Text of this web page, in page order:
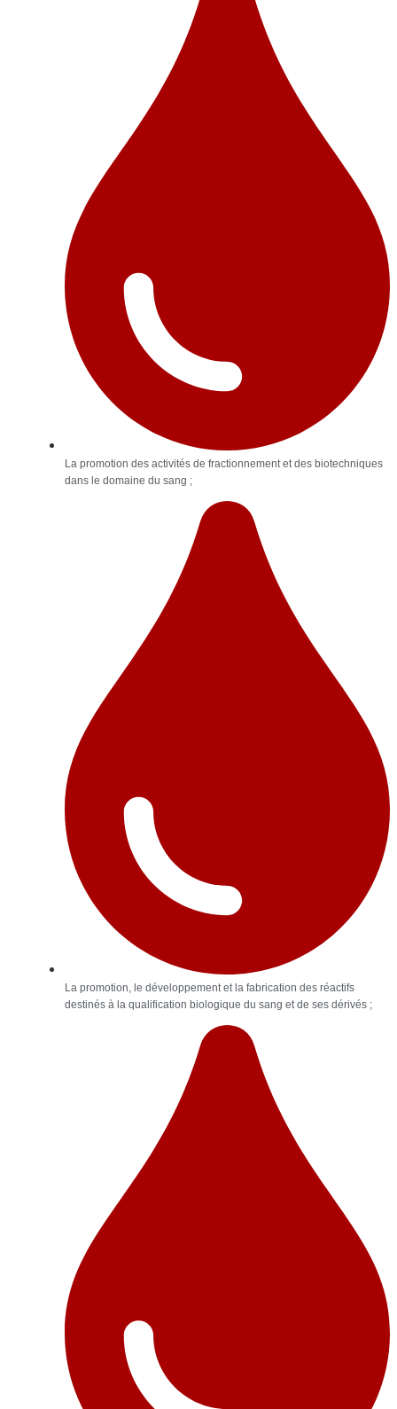
La promotion des activités de fractionnement et des biotechniques
dans le domaine du sang ;
La promotion, le développement et la fabrication des réactifs
destinés à la qualification biologique du sang et de ses dérivés ;